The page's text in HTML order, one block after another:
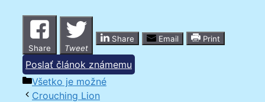
Share Tweet
Share Email Print
Poslať článok známemu
Kategórie
Všetko je možné
Crouching Lion